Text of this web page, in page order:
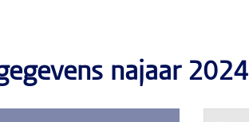
najaar 2024